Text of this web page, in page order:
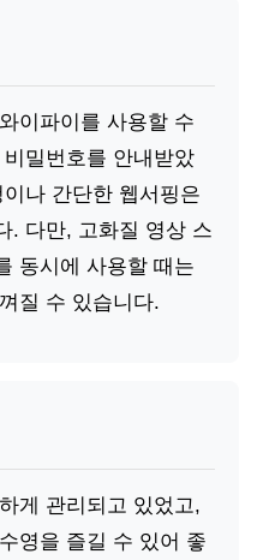
이파이를 사용할 수
밀번호를 안내받았
나 간단한 웹서핑은
. 다만, 고화질 영상 스
동시에 사용할 때는
질 수 있습니다.
게 관리되고 있었고,
영을 즐길 수 있어 좋